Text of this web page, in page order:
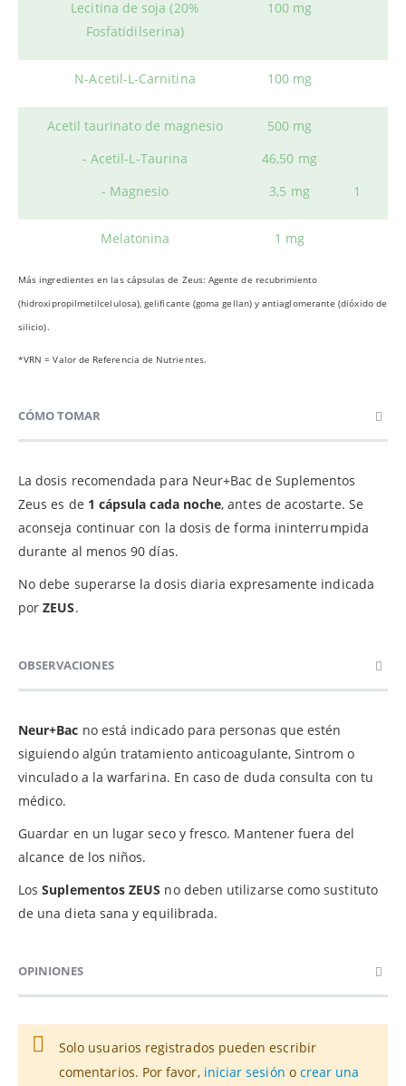
Lecitina de soja (20%
Fosfatidilserina)
100 mg
N-Acetil-L-Carnitina 100 mg
Acetil taurinato de magnesio
- Acetil-L-Taurina
- Magnesio
500 mg
46,50 mg
3,5 mg
1
Melatonina 1 mg
Más ingredientes en las cápsulas de Zeus: Agente de recubrimiento
(hidroxipropilmetilcelulosa), gelificante (goma gellan) y antiaglomerante (dióxido de
silicio).
*VRN = Valor de Referencia de Nutrientes.
CÓMO TOMAR
La dosis recomendada para Neur+Bac de Suplementos
Zeus es de 1 cápsula cada noche, antes de acostarte. Se
aconseja continuar con la dosis de forma ininterrumpida
durante al menos 90 días.
No debe superarse la dosis diaria expresamente indicada
porZEUS.
OBSERVACIONES
Neur+Bac no está indicado para personas que estén
siguiendo algún tratamiento anticoagulante, Sintrom o
vinculado a la warfarina. En caso de duda consulta con tu
médico.
Guardar en un lugar seco y fresco. Mantener fuera del
alcance de los niños.
LosSuplementos ZEUS no deben utilizarse como sustituto
de una dieta sana y equilibrada.
OPINIONES
Solo usuarios registrados pueden escribir
comentarios. Por favor, iniciar sesión o crear una